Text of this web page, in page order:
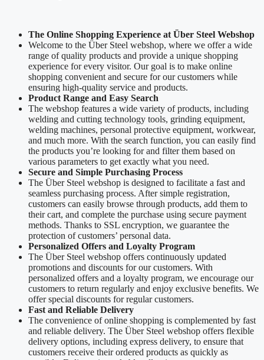
The Online Shopping Experience at Über Steel Webshop
Welcome to the Über Steel webshop, where we offer a wide
range of quality products and provide a unique shopping
experience for every visitor. Our goal is to make online
shopping convenient and secure for our customers while
ensuring high-quality service and products.
Product Range and Easy Search
The webshop features a wide variety of products, including
welding and cutting technology tools, grinding equipment,
welding machines, personal protective equipment, workwear,
and much more. With the search function, you can easily find
the products you’re looking for and filter them based on
various parameters to get exactly what you need.
Secure and Simple Purchasing Process
The Über Steel webshop is designed to facilitate a fast and
seamless purchasing process. After simple registration,
customers can easily browse through products, add them to
their cart, and complete the purchase using secure payment
methods. Thanks to SSL encryption, we guarantee the
protection of customers’ personal data.
Personalized Offers and Loyalty Program
The Über Steel webshop offers continuously updated
promotions and discounts for our customers. With
personalized offers and a loyalty program, we encourage our
customers to return regularly and enjoy exclusive benefits. We
offer special discounts for regular customers.
Fast and Reliable Delivery
The convenience of online shopping is complemented by fast
and reliable delivery. The Über Steel webshop offers flexible
delivery options, including express delivery, to ensure that
customers receive their ordered products as quickly as